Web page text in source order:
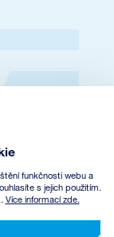
funkčnosti webu a
s jejich použitím.
Více informací zde.